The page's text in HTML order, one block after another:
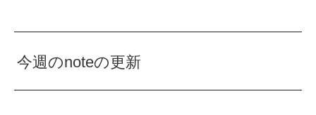
今週のnoteの更新